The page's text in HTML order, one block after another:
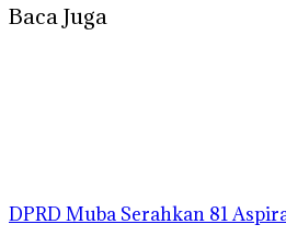
Baca Juga
DPRD Muba Serahkan 81